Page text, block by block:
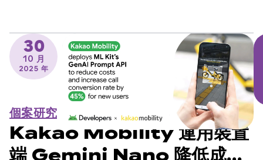
30
10 月
2025 年
個案研究
Kakao Mobility 運用裝置
端 Gemini Nano 降低成